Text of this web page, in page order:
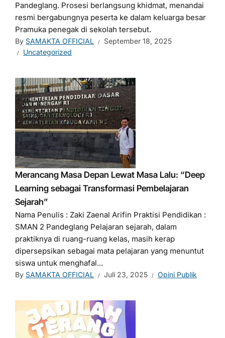
Pandeglang. Prosesi berlangsung khidmat, menandai
resmi bergabungnya peserta ke dalam keluarga besar
Pramuka penegak di sekolah tersebut.
By SAMAKTA OFFICIAL
September 18, 2025
Uncategorized
Merancang Masa Depan Lewat Masa Lalu: “Deep
Learning sebagai Transformasi Pembelajaran
Sejarah”
Nama Penulis : Zaki Zaenal Arifin Praktisi Pendidikan :
SMAN 2 Pandeglang Pelajaran sejarah, dalam
praktiknya di ruang-ruang kelas, masih kerap
dipersepsikan sebagai mata pelajaran yang menuntut
siswa untuk menghafal...
By SAMAKTA OFFICIAL Juli 23, 2025 Opini Publik